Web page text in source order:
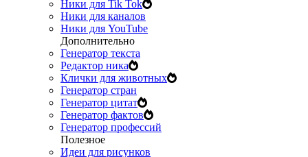
Ники для Tik Tok
Ники для каналов
Ники для YouTube
Дополнительно
Генератор текста
Редактор ника
Клички для животных
Генератор стран
Генератор цитат
Генератор фактов
Генератор профессий
Полезное
Идеи для рисунков